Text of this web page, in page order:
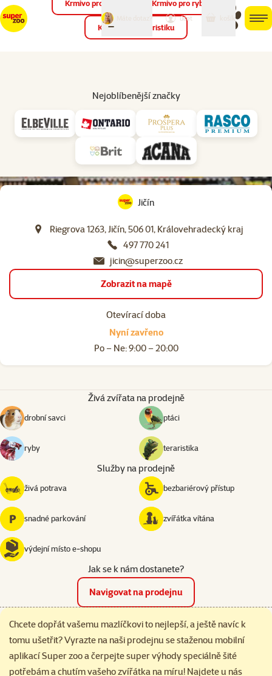
můj
účet
Krmivo pro ptáky Krmivo pro ryby
Krmivo pro teraristiku
Nejoblíbenější značky
Jičín
Riegrova 1263, Jičín, 506 01, Královehradecký kraj
497 770 241
jicin@superzoo.cz
Zobrazit na mapě
Otevírací doba
Nyní zavřeno
Po – Ne: 9:00 – 20:00
Živá zvířata na prodejně
drobní savci ptáci
ryby teraristika
Služby na prodejně
živá potrava bezbariérový přístup
snadné parkování zvířátka vítána
výdejní místo e‑shopu
Jak se k nám dostanete?
Navigovat na prodejnu
Chcete dopřát vašemu mazlíčkovi to nejlepší, a ještě navíc k
tomu ušetřit? Vyrazte na naši prodejnu se staženou mobilní
aplikací Super zoo a čerpejte super výhody speciálně šité
potřebám a chutím vašeho zvířátka na míru! Najdete u nás